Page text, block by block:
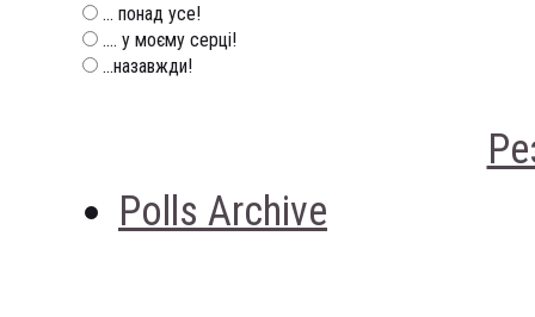
... понад усе!
.... у моєму серці!
...назавжди!
Polls Archive